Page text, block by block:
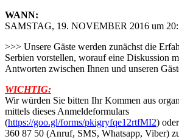
WANN:
SAMSTAG, 19. NOVEMBER 2016 um
>>> Unsere Gäste werden zunächst die
Serbien vorstellen, worauf eine Diskussion
Antworten zwischen Ihnen und unseren
WICHTIG:
Wir würden Sie bitten Ihr Kommen aus
mittels dieses Anmeldeformulars
(https://goo.gl/forms/pkigryfqe12rtfMI2)
360 87 50 (Anruf, SMS, Whatsapp, Viber)